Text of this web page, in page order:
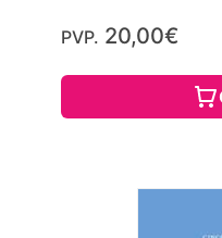
PVP. 20,00€